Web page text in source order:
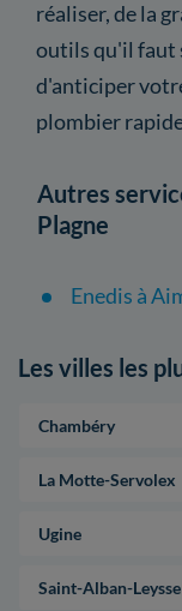
réaliser, de la
outils qu'il faut
d'anticiper
plombier
Autres
Plagne
Enedis à
Les villes les
Chambéry
La Motte-Servolex
Ugine
Saint-Alban-Leysse